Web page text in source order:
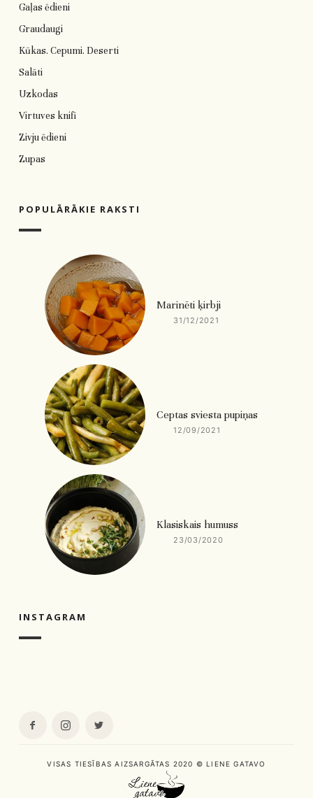
Gaļas ēdieni
Graudaugi
Kūkas. Cepumi. Deserti
Salāti
Uzkodas
Virtuves knifi
Zivju ēdieni
Zupas
POPULĀRĀKIE RAKSTI
Marinēti ķirbji
31/12/2021
Ceptas sviesta pupiņas
12/09/2021
Klasiskais humuss
23/03/2020
INSTAGRAM
VISAS TIESĪBAS AIZSARGĀTAS 2020 © LIENE GATAVO